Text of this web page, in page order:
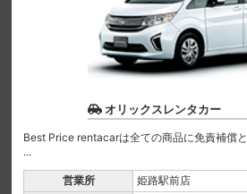
オリックスレンタカー
Best Price rentacarは全ての商品に免責補償
...
営業所
姫路駅前店